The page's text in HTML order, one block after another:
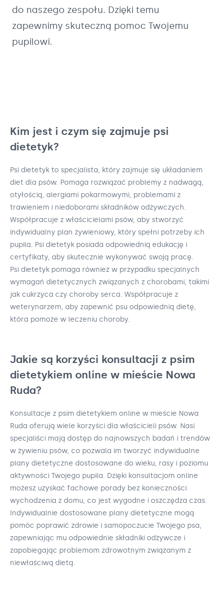
do naszego zespołu. Dzięki temu
zapewnimy skuteczną pomoc Twojemu
pupilowi.
Kim jest i czym się zajmuje psi
dietetyk?
Psi dietetyk to specjalista, który zajmuje się układaniem
diet dla psów. Pomaga rozwiązać problemy z nadwagą,
otyłością, alergiami pokarmowymi, problemami z
trawieniem i niedoborami składników odżywczych.
Współpracuje z właścicielami psów, aby stworzyć
indywidualny plan żywieniowy, który spełni potrzeby ich
pupila. Psi dietetyk posiada odpowiednią edukację i
certyfikaty, aby skutecznie wykonywać swoją pracę.
Psi dietetyk pomaga również w przypadku specjalnych
wymagań dietetycznych związanych z chorobami, takimi
jak cukrzyca czy choroby serca. Współpracuje z
weterynarzem, aby zapewnić psu odpowiednią dietę,
która pomoże w leczeniu choroby.
Jakie są korzyści konsultacji z psim
dietetykiem online w mieście Nowa
Ruda?
Konsultacje z psim dietetykiem online w mieście Nowa
Ruda oferują wiele korzyści dla właścicieli psów. Nasi
specjaliści mają dostęp do najnowszych badań i trendów
w żywieniu psów, co pozwala im tworzyć indywidualne
plany dietetyczne dostosowane do wieku, rasy i poziomu
aktywności Twojego pupila. Dzięki konsultacjom online
możesz uzyskać fachowe porady bez konieczności
wychodzenia z domu, co jest wygodne i oszczędza czas.
Indywidualnie dostosowane plany dietetyczne mogą
pomóc poprawić zdrowie i samopoczucie Twojego psa,
zapewniając mu odpowiednie składniki odżywcze i
zapobiegając problemom zdrowotnym związanym z
niewłaściwą dietą.